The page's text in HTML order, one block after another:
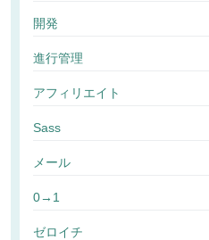
開発
進行管理
アフィリエイト
Sass
メール
0→1
ゼロイチ